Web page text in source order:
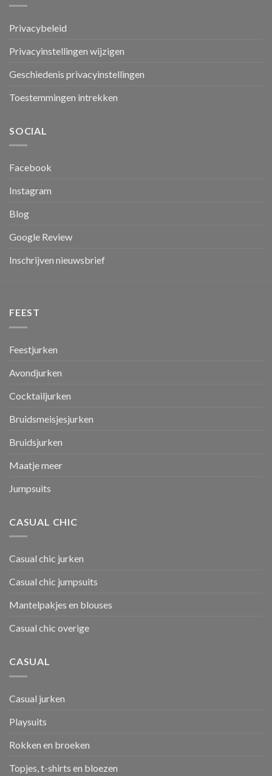
Privacybeleid
Privacyinstellingen wijzigen
Geschiedenis privacyinstellingen
Toestemmingen intrekken
SOCIAL
Facebook
Instagram
Blog
Google Review
Inschrijven nieuwsbrief
FEEST
Feestjurken
Avondjurken
Cocktailjurken
Bruidsmeisjesjurken
Bruidsjurken
Maatje meer
Jumpsuits
CASUAL CHIC
Casual chic jurken
Casual chic jumpsuits
Mantelpakjes en blouses
Casual chic overige
CASUAL
Casual jurken
Playsuits
Rokken en broeken
Topjes, t-shirts en bloezen